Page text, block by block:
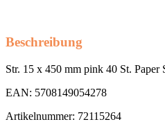
Beschreibung
Str. 15 x 450 mm pink 40 St. Paper
EAN: 5708149054278
Artikelnummer: 72115264